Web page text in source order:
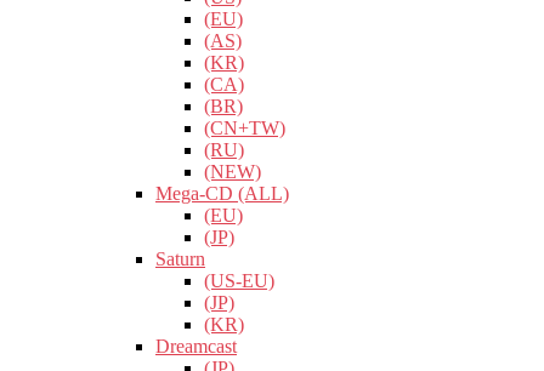
(EU)
(AS)
(KR)
(CA)
(BR)
(CN+TW)
(RU)
(NEW)
Mega-CD (ALL)
(EU)
(JP)
Saturn
(US-EU)
(JP)
(KR)
Dreamcast